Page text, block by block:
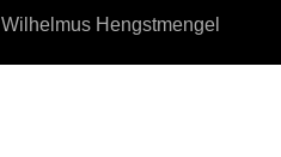
Wilhelmus Hengstmengel